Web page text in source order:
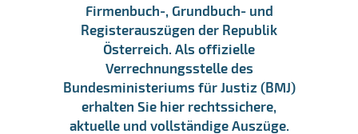
Firmenbuch-, Grundbuch- und
Registerauszügen der Republik
Österreich. Als offizielle
Verrechnungsstelle des
Bundesministeriums für Justiz (BMJ)
erhalten Sie hier rechtssichere,
aktuelle und vollständige Auszüge.